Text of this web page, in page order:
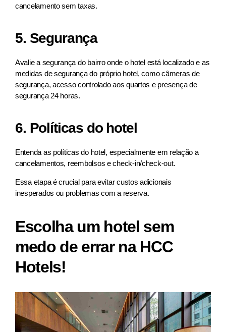
cancelamento sem taxas.
5. Segurança
Avalie a segurança do bairro onde o hotel está localizado e as
medidas de segurança do próprio hotel, como câmeras de
segurança, acesso controlado aos quartos e presença de
segurança 24 horas.
6. Políticas do hotel
Entenda as políticas do hotel, especialmente em relação a
cancelamentos, reembolsos e check-in/check-out.
Essa etapa é crucial para evitar custos adicionais
inesperados ou problemas com a reserva.
Escolha um hotel sem
medo de errar na HCC
Hotels!